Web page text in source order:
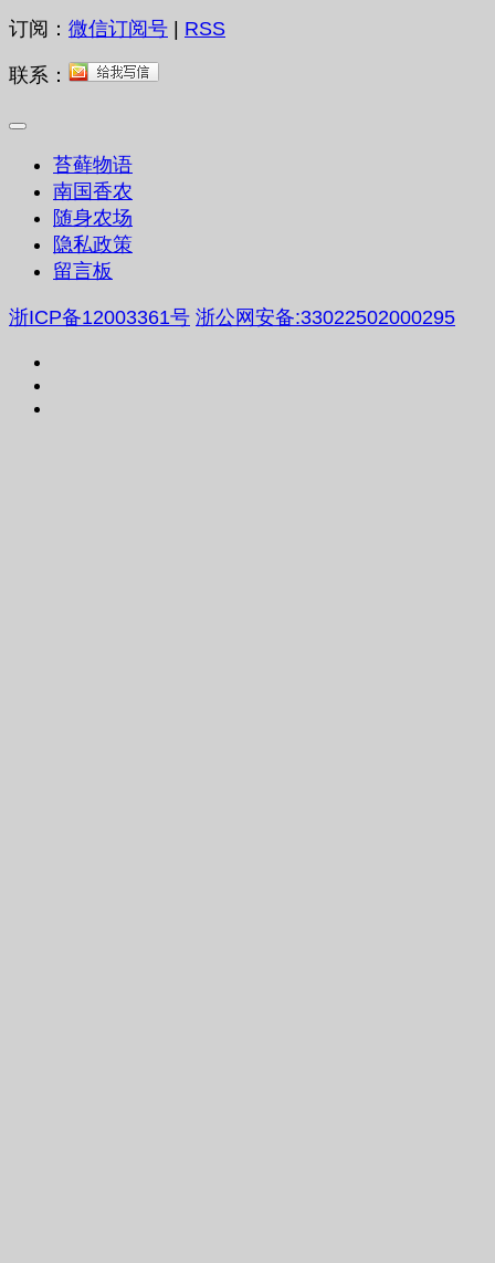
订阅： 微信订阅号 | RSS
联系：
苔藓物语
南国香农
随身农场
隐私政策
留言板
浙ICP备12003361号 浙公网安备:33022502000295